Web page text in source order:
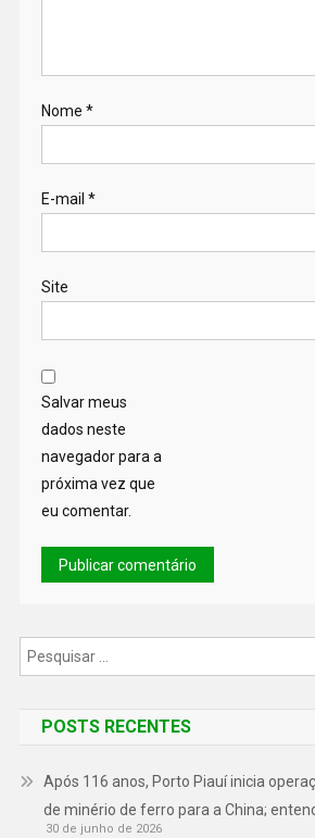
Nome *
E-mail *
Site
Salvar meus
dados neste
navegador para a
próxima vez que
eu comentar.
POSTS RECENTES
Após 116 anos, Porto Piauí inicia
de minério de ferro para a China;
30 de junho de 2026